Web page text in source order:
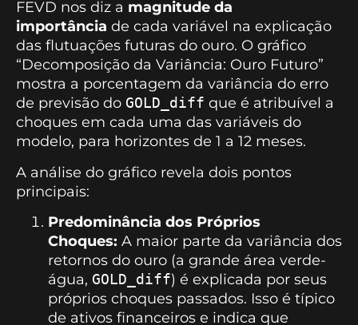
FEVD nos diz a magnitude da
importância de cada variável na explicação
das flutuações futuras do ouro. O gráfico
“Decomposição da Variância: Ouro Futuro”
mostra a porcentagem da variância do erro
de previsão do GOLD_diff que é atribuível a
choques em cada uma das variáveis do
modelo, para horizontes de 1 a 12 meses.
A análise do gráfico revela dois pontos
principais:
Predominância dos Próprios
Choques: A maior parte da variância dos
retornos do ouro (a grande área verde-
água, GOLD_diff) é explicada por seus
próprios choques passados. Isso é típico
de ativos financeiros e indica que